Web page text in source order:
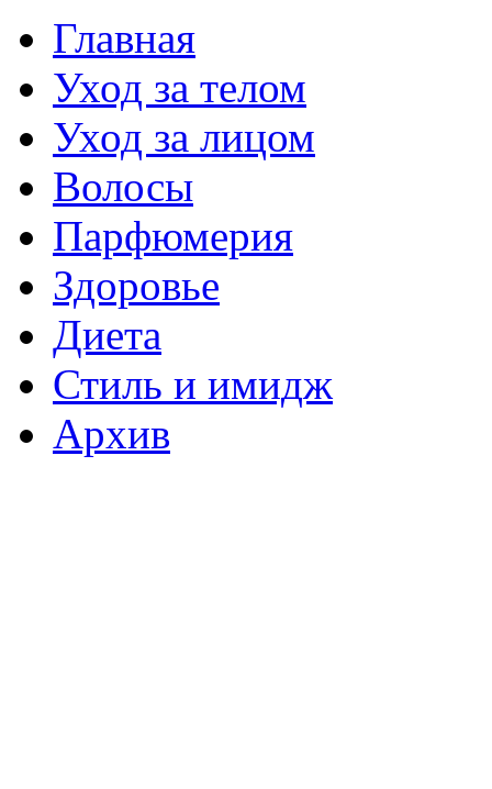
Главная
Уход за телом
Уход за лицом
Волосы
Парфюмерия
Здоровье
Диета
Стиль и имидж
Архив